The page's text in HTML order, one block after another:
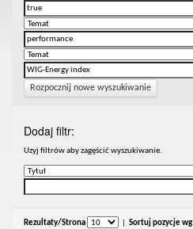
Rozpocznij nowe wyszukiwanie
Dodaj filtr:
Uzyj filtrów aby zagęścić wyszukiwanie.
Rezultaty/Strona Sortuj pozycje wg